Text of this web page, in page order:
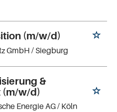
(m/w/d)
GmbH / Siegburg
&
(m/w/d)
Energie AG/ Köln